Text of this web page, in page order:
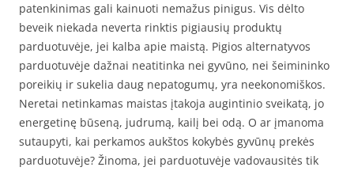
patenkinimas gali kainuoti nemažus pinigus. Vis dėlto
beveik niekada neverta rinktis pigiausių produktų
parduotuvėje, jei kalba apie maistą. Pigios alternatyvos
parduotuvėje dažnai neatitinka nei gyvūno, nei šeimininko
poreikių ir sukelia daug nepatogumų, yra neekonomiškos.
Neretai netinkamas maistas įtakoja augintinio sveikatą, jo
energetinę būseną, judrumą, kailį bei odą. O ar įmanoma
sutaupyti, kai perkamos aukštos kokybės gyvūnų prekės
parduotuvėje? Žinoma, jei parduotuvėje vadovausitės tik